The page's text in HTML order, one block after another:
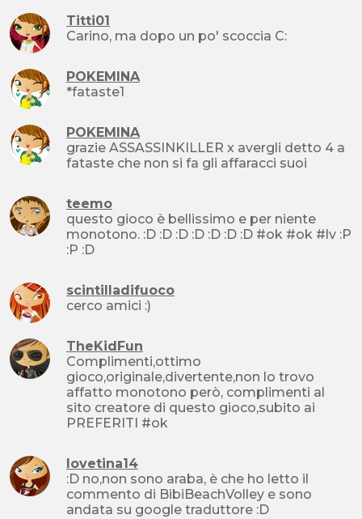
Titti01
Carino, ma dopo un po' scoccia C:
POKEMINA
*fataste1
POKEMINA
grazie ASSASSINKILLER x avergli detto 4 a
fataste che non si fa gli affaracci suoi
teemo
questo gioco è bellissimo e per niente
monotono. :D :D :D :D :D :D :D #ok #ok #lv :P
:P :D
scintilladifuoco
cerco amici :)
TheKidFun
Complimenti,ottimo
gioco,originale,divertente,non lo trovo
affatto monotono però, complimenti al
sito creatore di questo gioco,subito ai
PREFERITI #ok
lovetina14
:D no,non sono araba, è che ho letto il
commento di BibiBeachVolley e sono
andata su google traduttore :D